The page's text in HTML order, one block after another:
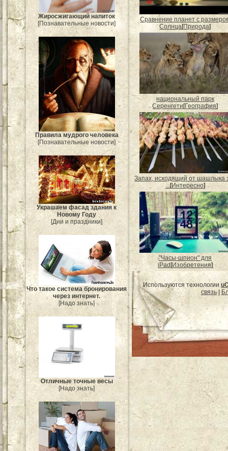
Жиросжигающий напиток
[Познавательные новости]
Правила мудрого человека
[Познавательные новости]
Украшаем фасад здания к
Новому Году
[Дни и праздники]
Что такое система бронирования
через интернет.
[Надо знать]
Отличные точные весы
[Надо знать]
Сравнение планет с
Солнца[Природа]
национальный парк
Серенгети [География]
Запах, исходящий от шашлыка
...[Интересно]
"Часы-шпион" для
iPad [Изобретения]
Используются технологии
связь